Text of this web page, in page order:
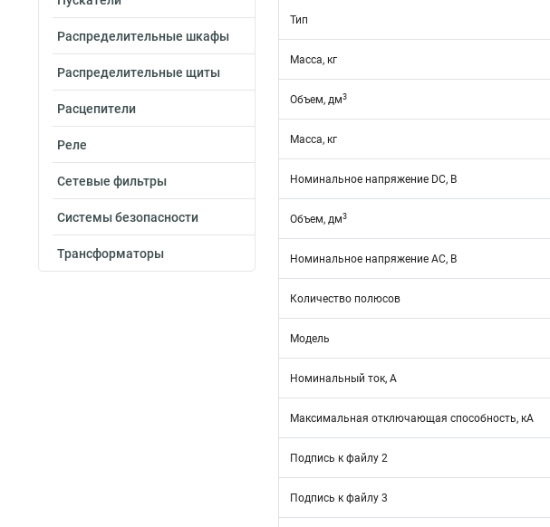
Распределительные шкафы
Распределительные щиты
Расцепители
Реле
Сетевые фильтры
Системы безопасности
Трансформаторы
Тип
Масса, кг
Объем, дм3
Масса, кг
Номинальное напряжение DC, В
Объем, дм3
Номинальное напряжение АС, В
Количество полюсов
Модель
Номинальный ток, А
Максимальная отключающая способность, кА
Подпись к файлу 2
Подпись к файлу 3